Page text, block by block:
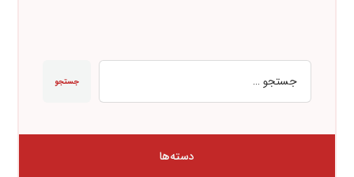
جستجو
دسته‌ها